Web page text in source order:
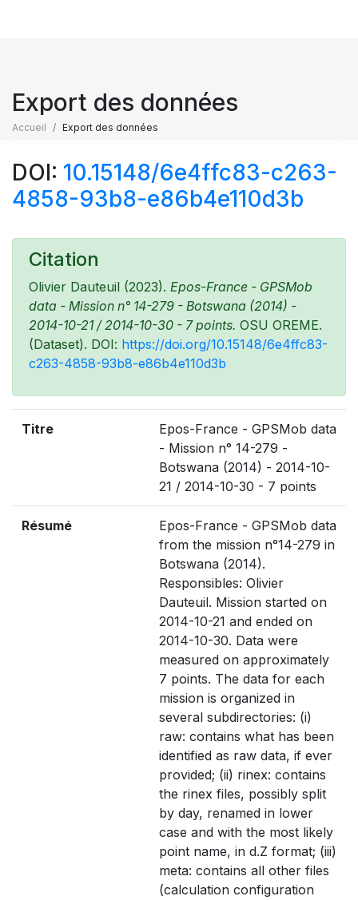
Export des données
Accueil Export des données
DOI: 10.15148/6e4ffc83-c263-
4858-93b8-e86b4e110d3b
Citation
Olivier Dauteuil (2023). Epos-France - GPSMob
data - Mission n° 14-279 - Botswana (2014) -
2014-10-21 / 2014-10-30 - 7 points. OSU OREME.
(Dataset). DOI: https://doi.org/10.15148/6e4ffc83-
c263-4858-93b8-e86b4e110d3b
Titre
Epos-France - GPSMob data
- Mission n° 14-279 -
Botswana (2014) - 2014-10-
21 / 2014-10-30 - 7 points
Résumé
Epos-France - GPSMob data
from the mission n°14-279 in
Botswana (2014).
Responsibles: Olivier
Dauteuil. Mission started on
2014-10-21 and ended on
2014-10-30. Data were
measured on approximately
7 points. The data for each
mission is organized in
several subdirectories: (i)
raw: contains what has been
identified as raw data, if ever
provided; (ii) rinex: contains
the rinex files, possibly split
by day, renamed in lower
case and with the most likely
point name, in d.Z format; (iii)
meta: contains all other files
(calculation configuration